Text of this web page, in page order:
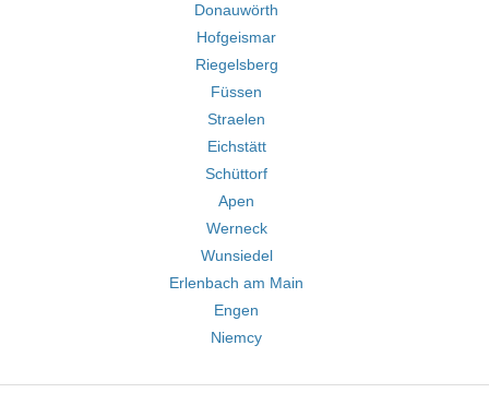
Donauwörth
Hofgeismar
Riegelsberg
Füssen
Straelen
Eichstätt
Schüttorf
Apen
Werneck
Wunsiedel
Erlenbach am Main
Engen
Niemcy